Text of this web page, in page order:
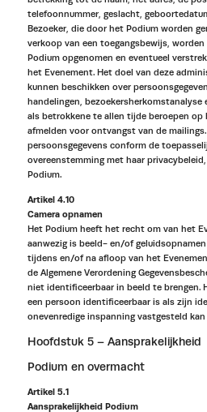
telefoonnummer, geslacht,
Bezoeker, die door het Podium worden
verkoop van een toegangsbewijs,
Podium opgenomen en eventueel
het Evenement. Het doel van deze
kunnen beschikken over
handelingen, bezoekersherkomstanalyse
als betrokkene te allen tijde beroepen
afmelden voor ontvangst van de
persoonsgegevens conform de
overeenstemming met haar
Podium.
Artikel 4.10
Camera opnamen
Het Podium heeft het recht om van het
aanwezig is beeld- en/of
tijdens en/of na afloop van het
de Algemene Verordening
niet identificeerbaar in beeld te brengen.
een persoon identificeerbaar is als zijn
onevenredige inspanning vastgesteld kan
Hoofdstuk 5 – Aansprakelijkheid
Podium en overmacht
Artikel 5.1
Aansprakelijkheid Podium